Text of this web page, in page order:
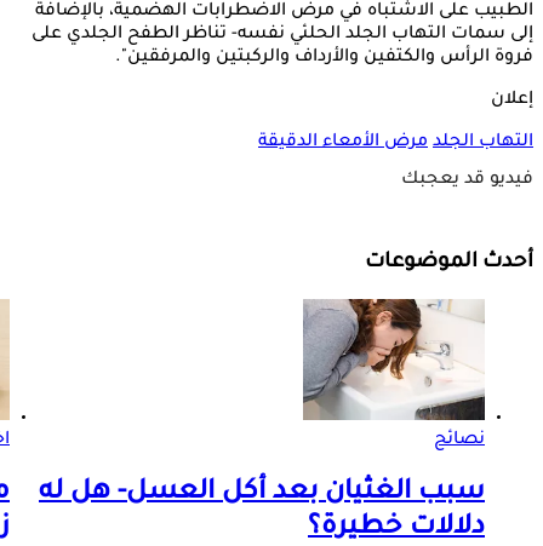
الطبيب على الاشتباه في مرض الاضطرابات الهضمية، بالإضافة
إلى سمات التهاب الجلد الحلئي نفسه- تناظر الطفح الجلدي على
فروة الرأس والكتفين والأرداف والركبتين والمرفقين".
إعلان
التهاب الجلد مرض الأمعاء الدقيقة
فيديو قد يعجبك
أحدث الموضوعات
نصائح
سبب الغثيان بعد أكل العسل- هل له
دلالات خطيرة؟